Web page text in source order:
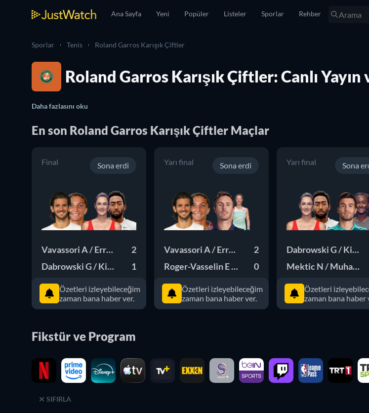
Ana Sayfa Yeni Popüler Listeler Sporlar Rehber
Sporlar Tenis Roland Garros Karışık Çiftler
Roland Garros Karışık Çiftler: Canlı Yayın
Daha fazlasını oku
En son Roland Garros Karışık Çiftler Maçlar
Final Sona erdi
Vavassori A / Errani S
2
Dabrowski G / King E
1
Özetleri izleyebileceğim
zaman bana haber ver.
Yarı final Sona erdi
Vavassori A / Errani S
2
Roger-Vasselin E / Siegemund L
0
Özetleri izleyebileceğim
zaman bana haber ver.
Yarı final Sona
Dabrowski G / King E
Mektic N /
Özetleri
zaman bana haber
Fikstür ve Program
SIFIRLA